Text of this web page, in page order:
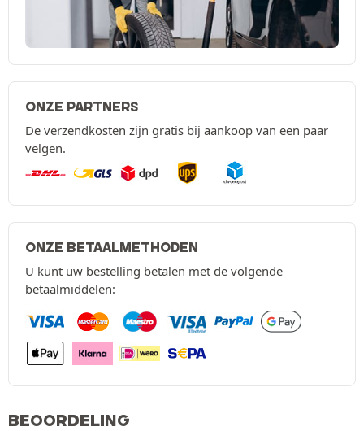
ONZE PARTNERS
De verzendkosten zijn gratis bij aankoop van een paar
velgen.
ONZE BETAALMETHODEN
U kunt uw bestelling betalen met de volgende
betaalmiddelen:
BEOORDELING